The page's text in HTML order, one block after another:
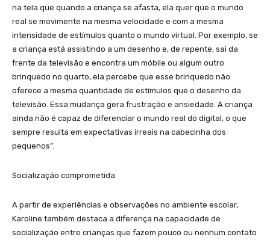
na tela que quando a criança se afasta, ela quer que o mundo
real se movimente na mesma velocidade e com a mesma
intensidade de estímulos quanto o mundo virtual. Por exemplo, se
a criança está assistindo a um desenho e, de repente, sai da
frente da televisão e encontra um móbile ou algum outro
brinquedo no quarto, ela percebe que esse brinquedo não
oferece a mesma quantidade de estímulos que o desenho da
televisão. Essa mudança gera frustração e ansiedade. A criança
ainda não é capaz de diferenciar o mundo real do digital, o que
sempre resulta em expectativas irreais na cabecinha dos
pequenos”.
Socialização comprometida
A partir de experiências e observações no ambiente escolar,
Karoline também destaca a diferença na capacidade de
socialização entre crianças que fazem pouco ou nenhum contato